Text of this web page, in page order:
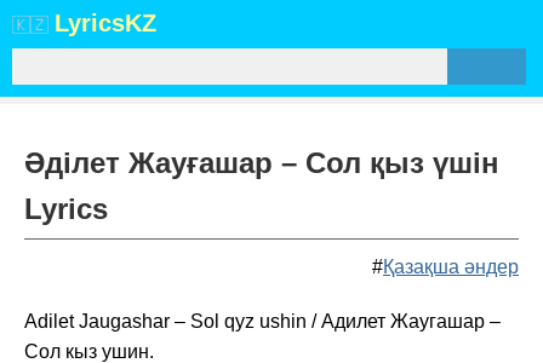
🇰🇿 LyricsKZ
Әділет Жауғашар – Сол қыз үшін
Lyrics
#Қазақша әндер
Adilet Jaugashar – Sol qyz ushin / Адилет Жаугашар –
Сол кыз ушин.